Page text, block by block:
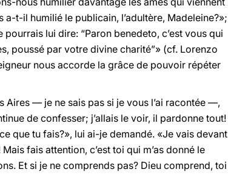
t-il humilié le publicain, l’adultère, Madeleine?»;
lui dire: “Paron benedeto, c’est vous qui
poussé par votre divine charité”» (cf. Lorenzo
nous accorde la grâce de pouvoir répéter
Aires — je ne sais pas si je vous l’ai racontée —,
de confesser; j’allais le voir, il pardonne tout!
que tu fais?», lui ai-je demandé. «Je vais devant
fais attention, c’est toi qui m’as donné le
Et si je ne comprends pas? Dieu comprend, toi